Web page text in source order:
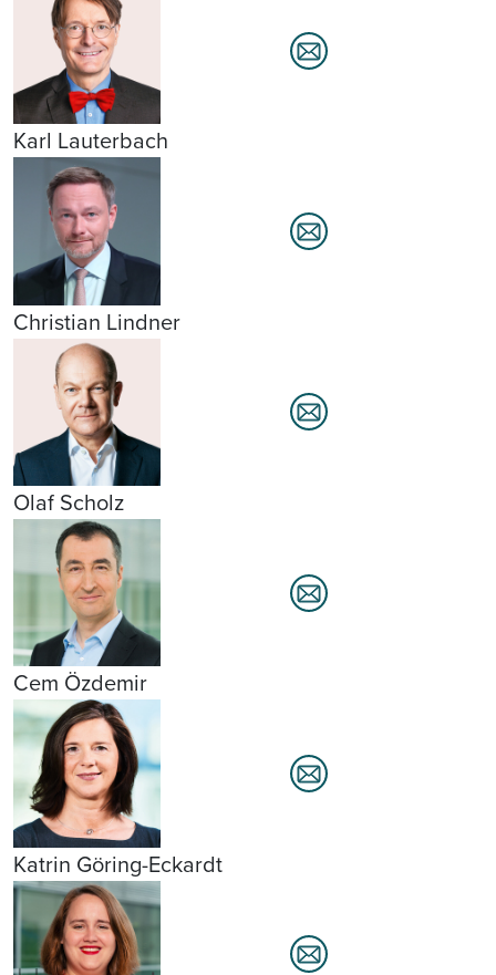
Karl Lauterbach
Christian Lindner
Olaf Scholz
Cem Özdemir
Katrin Göring-Eckardt